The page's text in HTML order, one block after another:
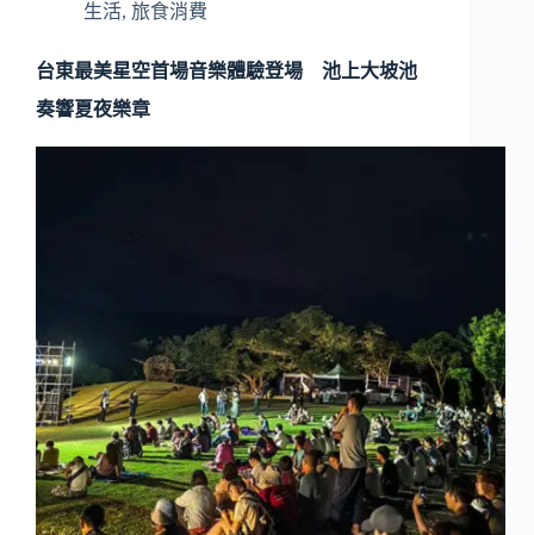
生活, 旅食消費
台東最美星空首場音樂體驗登場 池上大坡池
奏響夏夜樂章